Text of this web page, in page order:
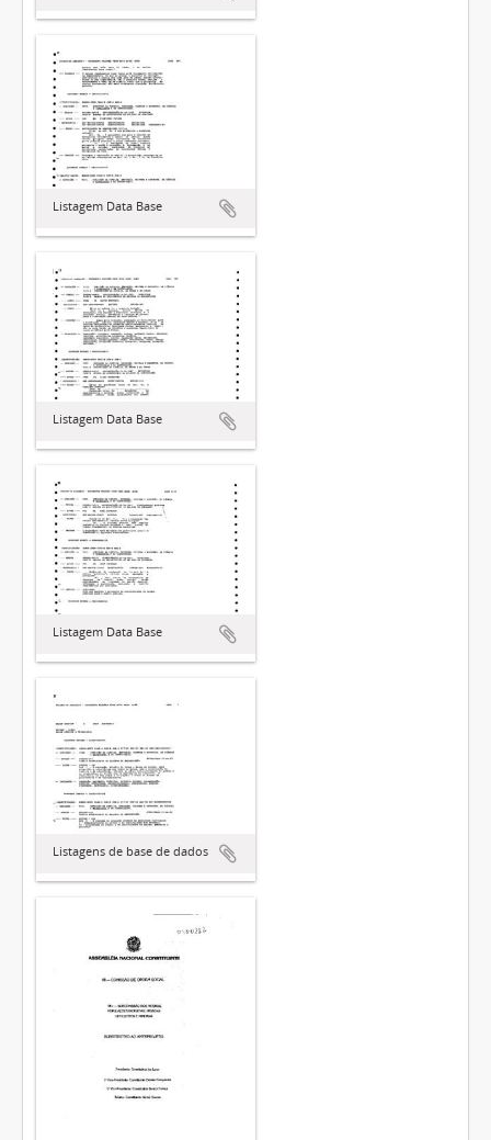
Listagem Data Base
Listagem Data Base
Listagem Data Base
Listagens de base de dados